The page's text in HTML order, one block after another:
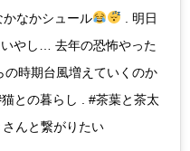
かなかシュール
. 明日
やし… 去年の恐怖やった
時期台風増えていくのか
との暮らし . #茶葉と茶太
んと繋がりたい